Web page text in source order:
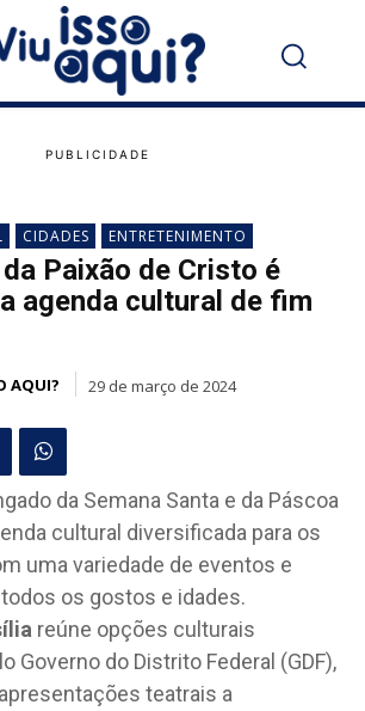
CIDADES ENTRETENIMENTO
Paixão de Cristo é
agenda cultural de fim
AQUI? 29 de março de 2024
da Semana Santa e da Páscoa
cultural diversificada para os
uma variedade de eventos e
os gostos e idades.
reúne opções culturais
Governo do Distrito Federal (GDF),
teatrais a